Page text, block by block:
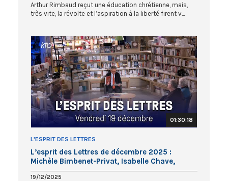
Arthur Rimbaud reçut une éducation chrétienne, mais,
très vite, la révolte et l’aspiration à la liberté firent v...
01:30:18
L'ESPRIT DES LETTRES
L’esprit des Lettres de décembre 2025 :
Michèle Bimbenet-Privat, Isabelle Chave,
Sophie Guérin Gasc
19/12/2025